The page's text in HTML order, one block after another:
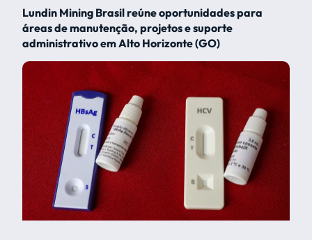
Lundin Mining Brasil reúne oportunidades para
áreas de manutenção, projetos e suporte
administrativo em Alto Horizonte (GO)